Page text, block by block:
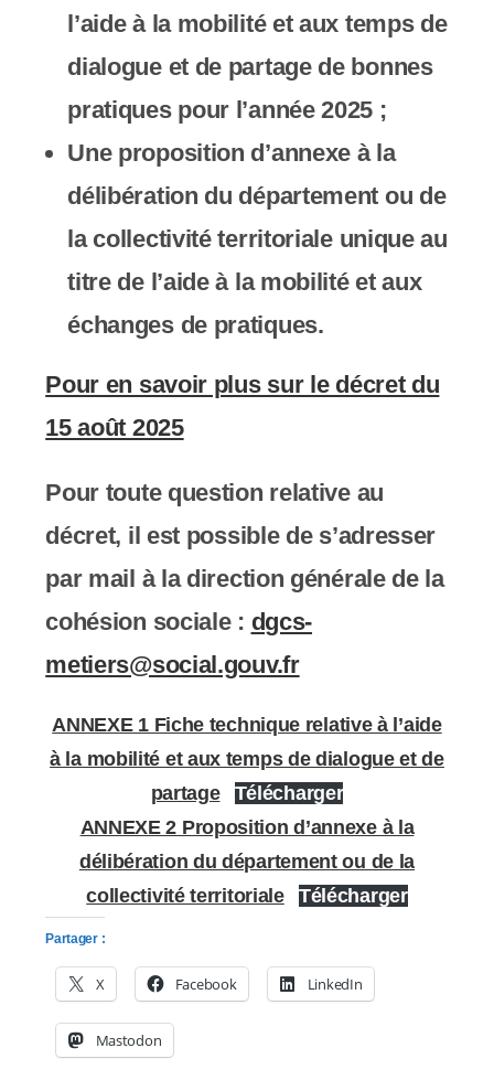
l’aide à la mobilité et aux temps de
dialogue et de partage de bonnes
pratiques pour l’année 2025 ;
Une proposition d’annexe à la
délibération du département ou de
la collectivité territoriale uniqueau
titre de l’aide à la mobilité et aux
échanges de pratiques.
Pour en savoir plus sur le décret du
15 août 2025
Pour toute question relative au
décret, il est possible de s’adresser
par mail à la direction générale de la
cohésion sociale : dgcs-
metiers@social.gouv.fr
ANNEXE 1 Fiche technique relative à l’aide
à la mobilité et aux temps de dialogue et de
partage
Télécharger
ANNEXE 2 Proposition d’annexe à la
délibération du département ou de la
collectivité territoriale
Télécharger
Partager :
X Facebook LinkedIn
Mastodon